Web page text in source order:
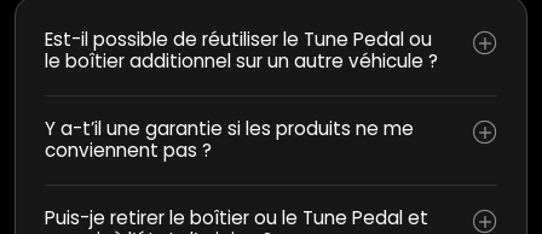
Est-il possible de réutiliser le Tune Pedal ou
le boîtier additionnel sur un autre véhicule ?
Y a-t’il une garantie si les produits ne me
conviennent pas ?
Puis-je retirer le boîtier ou le Tune Pedal et